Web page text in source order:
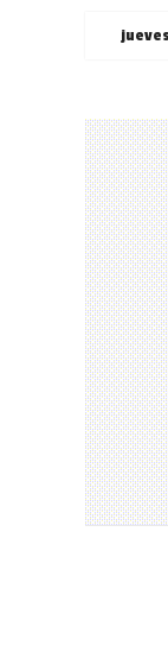
Saltar
¯